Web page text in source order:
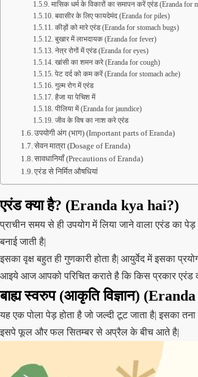
मासिक धर्म के विकारों का समापन करें एरंड (Eranda for
बवासीर के लिए फायदेमंद (Eranda for piles)
कीड़ों को मारे एरंड (Eranda for stomach bugs)
बुखार में लाभदायक (Eranda for fever)
नेत्र रोगों में एरंड (Eranda for eyes)
खांसी का शमन करे (Eranda for cough)
पेट दर्द को कम करें (Eranda for stomach ache)
गुल्म रोग में एरंड
हैजा या पेचिश में
पीलिया में (Eranda for jaundice)
जीव के विष का नाश करे एरंड
उपयोगी अंग (भाग) (Important parts of Eranda)
सेवन मात्रा (Dosage of Eranda)
सावधानियाँ (Precautions of Eranda)
एरंड से निर्मित औषधियां
एरंड क्या है? (Eranda kya hai?)
प्राचीन समय से ही उपयोग में लिया जाने वाला एरंड का
बनाई जाती है|
इसका वृक्ष बहुत ही गुणकारी होता है| आयुर्वेद में इसका
आइये आज आपको परिचित कराते है कि किस प्रकार एरंड
बाह्य स्वरुप (आकृति विज्ञान) (Eranda
यह एक पोला पेड़ होता है जो जल्दी टूट जाता है| इसका
इसपे फूल और फल सितम्बर से अप्रैल के बीच आते है|